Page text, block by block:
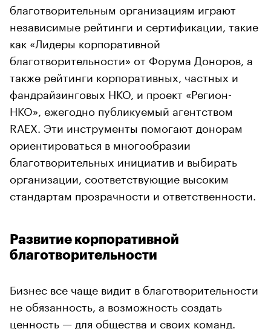
благотворительным организациям играют
независимые рейтинги и сертификации, такие
как «Лидеры корпоративной
благотворительности» от Форума Доноров, а
также рейтинги корпоративных, частных и
фандрайзинговых НКО, и проект «Регион-
НКО», ежегодно публикуемый агентством
RAEX. Эти инструменты помогают донорам
ориентироваться в многообразии
благотворительных инициатив и выбирать
организации, соответствующие высоким
стандартам прозрачности и ответственности.
Развитие корпоративной
благотворительности
Бизнес все чаще видит в благотворительности
не обязанность, а возможность создать
ценность — для общества и своих команд.